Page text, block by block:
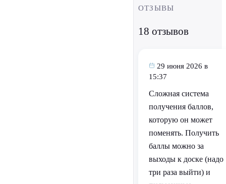
ОТЗЫВЫ
18 отзывов
29 июня 2026 в
15:37
Сложная система
получения баллов,
которую он может
поменять. Получить
баллы можно за
выходы к доске (надо
три раза выйти) и